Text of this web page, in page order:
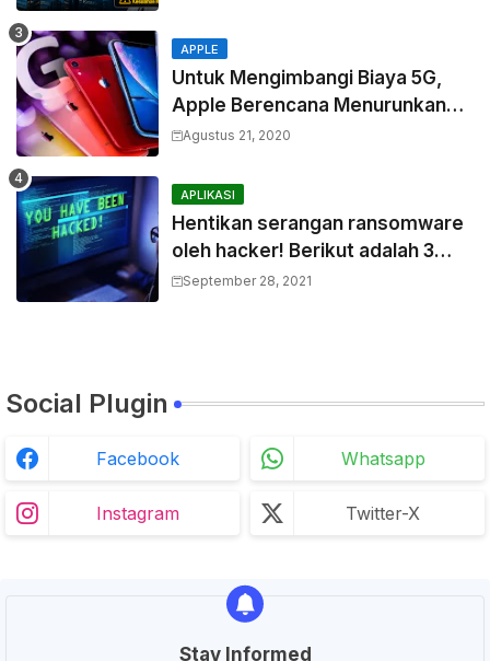
APPLE
Untuk Mengimbangi Biaya 5G,
Apple Berencana Menurunkan
Harga Komponen Baterai
Agustus 21, 2020
APLIKASI
Hentikan serangan ransomware
oleh hacker! Berikut adalah 3
cara melakukannya
September 28, 2021
Social Plugin
Facebook Whatsapp
Instagram Twitter-X
Stay Informed